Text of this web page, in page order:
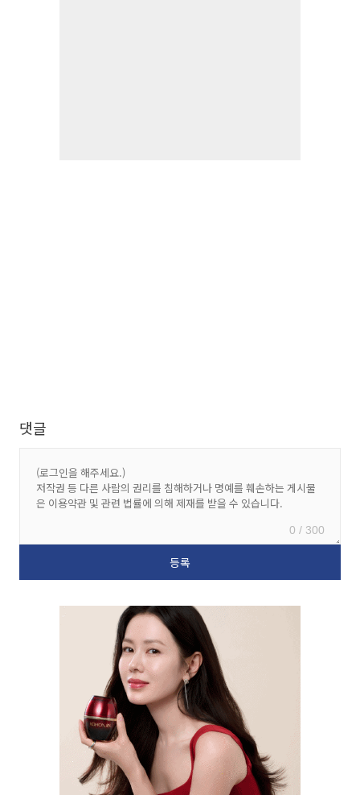
댓글
0 / 300